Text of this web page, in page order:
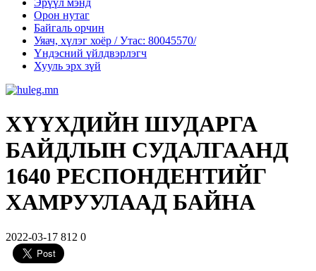
Орон нутаг
Байгаль орчин
Уяач, хүлэг хоёр / Утас: 80045570/
Үндэсний үйлдвэрлэгч
Хууль эрх зүй
ХҮҮХДИЙН ШУДАРГА
БАЙДЛЫН СУДАЛГААНД
1640 РЕСПОНДЕНТИЙГ
ХАМРУУЛААД БАЙНА
2022-03-17 812 0